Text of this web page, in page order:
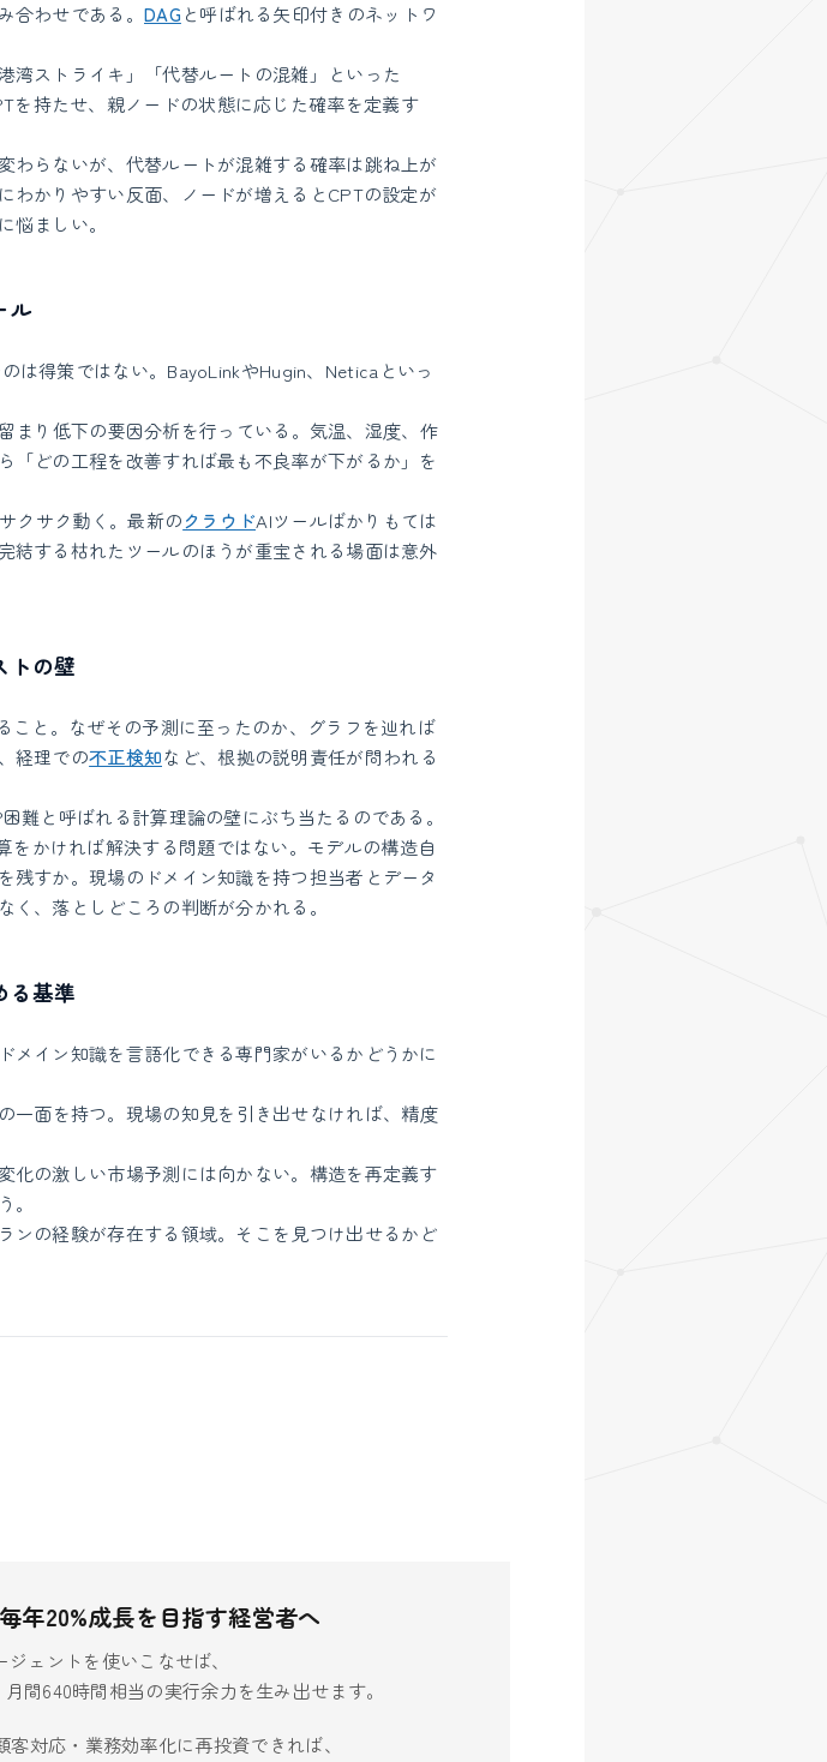
わせである。 DAG と呼ばれる矢印付きのネットワ
湾ストライキ」「代替ルートの混雑」といった
を持たせ、親ノードの状態に応じた確率を定義す
わらないが、代替ルートが混雑する確率は跳ね上が
わかりやすい反面、ノードが増えるとCPTの設定が
ましい。
ル
は得策ではない。BayoLinkやHugin、Neticaといっ
まり低下の要因分析を行っている。気温、湿度、作
「どの工程を改善すれば最も不良率が下がるか」を
クサク動く。最新のクラウドAIツールばかりもては
結する枯れたツールのほうが重宝される場面は意外
トの壁
と。なぜその予測に至ったのか、グラフを辿れば
経理での不正検知など、根拠の説明責任が問われる
難と呼ばれる計算理論の壁にぶち当たるのである。
をかければ解決する問題ではない。モデルの構造自
すか。現場のドメイン知識を持つ担当者とデータ
、落としどころの判断が分かれる。
る基準
メイン知識を言語化できる専門家がいるかどうかに
の一面を持つ。現場の知見を引き出せなければ、精度
化の激しい市場予測には向かない。構造を再定義す
ンの経験が存在する領域。そこを見つけ出せるかど
年20%成長を目指す経営者へ
ェントを使いこなせば、
640時間相当の実行余力を生み出せます。
対応・業務効率化に再投資できれば、